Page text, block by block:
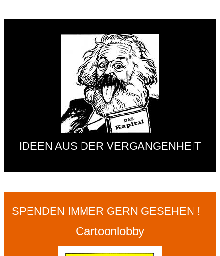
IDEEN AUS DER VERGANGENHEIT
SPENDEN IMMER GERN GESEHEN !
Cartoonlobby